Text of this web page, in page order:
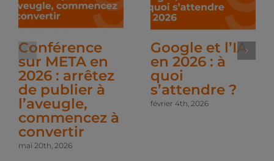
Conférence
sur META en
2026 : arrêtez
de publier à
l’aveugle,
commencez à
convertir
mai 20th, 2026
Google et l’IA
en 2026 : à
quoi
s’attendre ?
février 4th, 2026